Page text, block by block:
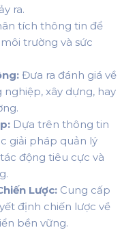
ra.
tích thông tin để
trường và sức
Đưa ra đánh giá về
xây dựng, hay
Dựa trên thông tin
giải pháp quản lý
động tiêu cực và
Lược: Cung cấp
định chiến lược về
bền vững.